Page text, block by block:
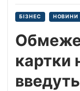
БІЗНЕС НОВИНИ
картки